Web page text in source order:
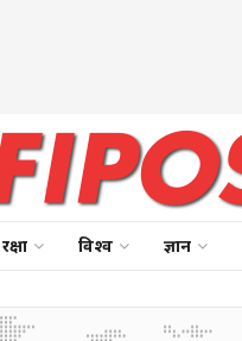
रक्षा विश्व ज्ञान